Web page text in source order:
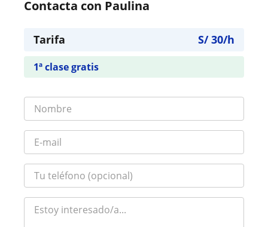
Contacta con Paulina
Tarifa S/30/h
1ª clase gratis